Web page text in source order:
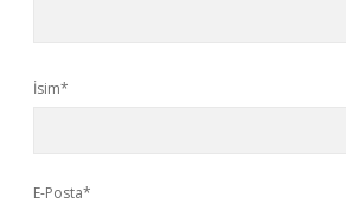
İsim*
E-Posta*